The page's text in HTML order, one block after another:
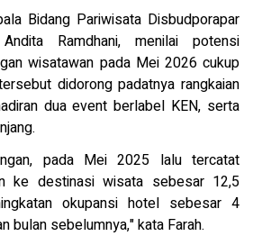
Bidang Pariwisata Disbudporapar
Ramdhani, menilai potensi
wisatawan pada Mei 2026 cukup
didorong padatnya rangkaian
dua event berlabel KEN, serta
pada Mei 2025 lalu tercatat
ke destinasi wisata sebesar 12,5
okupansi hotel sebesar 4
bulan sebelumnya," kata Farah.